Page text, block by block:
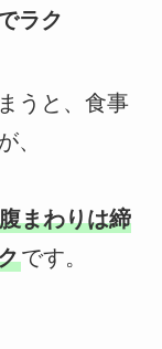
ラク
うと、食事
、
まわりは締
です。